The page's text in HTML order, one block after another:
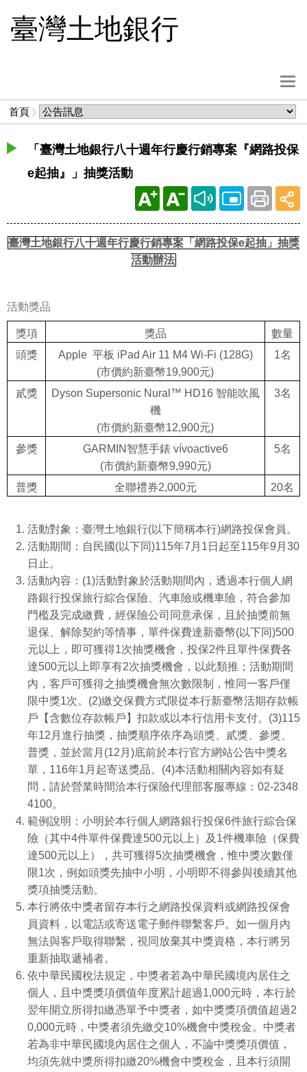
臺灣土地銀行
選
單
按
首頁
麵
包
屑
「臺灣土地銀行八十週年行慶行銷專案『網路投保
e起抽』」抽獎活動
臺灣土地銀行八十週年行慶行銷專案「網路投保e起抽」抽獎
活動辦法
活動獎品
獎項 獎品
數量
頭獎
Apple 平板 iPad Air 11 M4 Wi-Fi (128G)
(市價約新臺幣19,900元)
1名
貳獎
Dyson Supersonic Nural™ HD16 智能吹風
機
(市價約新臺幣12,900元)
3名
參獎
GARMIN智慧手錶 vívoactive6
(市價約新臺幣9,990元)
5名
普獎 全聯禮券2,000元 20名
活動對象：臺灣土地銀行(以下簡稱本行)網路投保會員。
活動期間：自民國(以下同)115年7月1日起至115年9月30
日止。
活動內容： (1)活動對象於活動期間內，透過本行個人網
路銀行投保旅行綜合保險、汽車險或機車險，符合參加
門檻及完成繳費，經保險公司同意承保，且於抽獎前無
退保、解除契約等情事，單件保費達新臺幣(以下同)500
元以上，即可獲得1次抽獎機會，投保2件且單件保費各
達500元以上即享有2次抽獎機會，以此類推；活動期間
內，客戶可獲得之抽獎機會無次數限制，惟同一客戶僅
限中獎1次。(2)繳交保費方式限從本行新臺幣活期存款帳
戶【含數位存款帳戶】扣款或以本行信用卡支付。(3)115
年12月進行抽獎，抽獎順序依序為頭獎、貳獎、參獎、
普獎，並於當月(12月)底前於本行官方網站公告中獎名
單，116年1月起寄送獎品。(4)本活動相關內容如有疑
問，請於營業時間洽本行保險代理部客服專線：02-2348
4100。
範例說明：小明於本行個人網路銀行投保6件旅行綜合保
險（其中4件單件保費達500元以上）及1件機車險（保費
達500元以上），共可獲得5次抽獎機會，惟中獎次數僅
限1次，例如頭獎先抽中小明，小明即不得參與後續其他
獎項抽獎活動。
本行將依中獎者留存本行之網路投保資料或網路投保會
員資料，以電話或寄送電子郵件聯繫客戶。如一個月內
無法與客戶取得聯繫，視同放棄其中獎資格，本行將另
重新抽取遞補者。
依中華民國稅法規定，中獎者若為中華民國境內居住之
個人，且中獎獎項價值年度累計超過1,000元時，本行於
翌年開立所得扣繳憑單予中獎者，如中獎獎項價值超過2
0,000元時，中獎者須先繳交10%機會中獎稅金。中獎者
若為非中華民國境內居住之個人，不論中獎獎項價值，
均須先就中獎所得扣繳20%機會中獎稅金，且本行須開